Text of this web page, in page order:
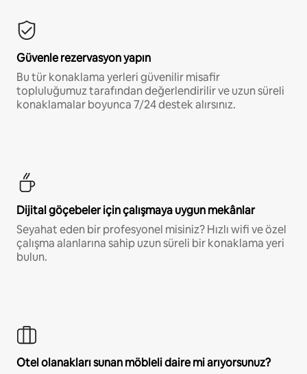
Güvenle rezervasyon yapın
Bu tür konaklama yerleri güvenilir misafir
topluluğumuz tarafından değerlendirilir ve uzun süreli
konaklamalar boyunca 7/24 destek alırsınız.
Dijital göçebeler için çalışmaya uygun mekânlar
Seyahat eden bir profesyonel misiniz? Hızlı wifi ve özel
çalışma alanlarına sahip uzun süreli bir konaklama yeri
bulun.
Otel olanakları sunan möbleli daire mi arıyorsunuz?